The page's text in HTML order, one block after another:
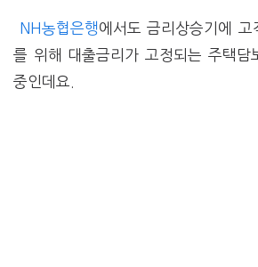
NH농협은행에서도 금리상승기에
를 위해 대출금리가 고정되는 주택담
중인데요.